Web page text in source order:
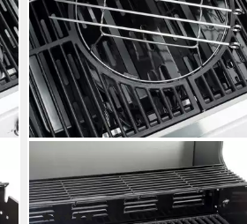
Grillspieß LANDMANN Grillspieß-Set
41cm Edelstahl
(2)